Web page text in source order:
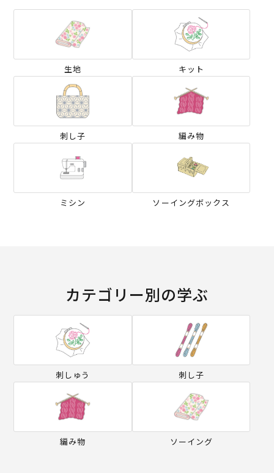
生地 キット
刺し子 編み物
ミシン ソーイングボックス
カテゴリー別の学ぶ
刺しゅう 刺し子
編み物 ソーイング